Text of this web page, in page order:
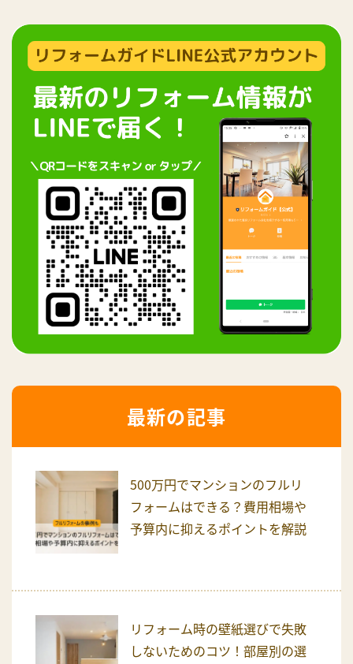
最新の記事
500万円でマンションのフルリ
フォームはできる？費用相場や
予算内に抑えるポイントを解説
リフォーム時の壁紙選びで失敗
しないためのコツ！部屋別の選